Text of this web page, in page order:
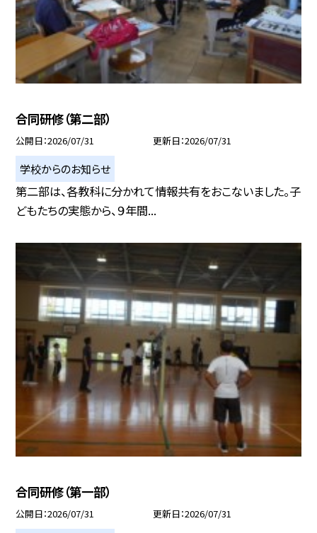
合同研修（第二部）
公開日 2026/07/31 更新日 2026/07/31
学校からのお知らせ
第二部は、各教科に分かれて情報共有をおこないました。子
どもたちの実態から、９年間...
合同研修（第一部）
公開日 2026/07/31 更新日 2026/07/31